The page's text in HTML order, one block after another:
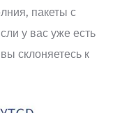
пакеты с
у вас уже есть
склоняетесь к